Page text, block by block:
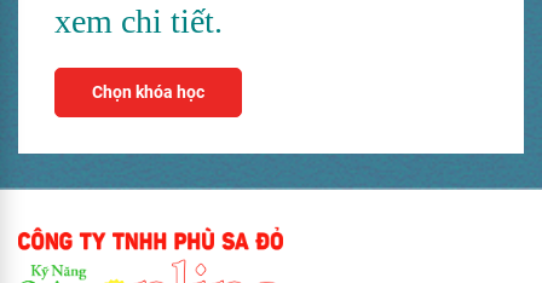
xem chi tiết.
Chọn khóa học